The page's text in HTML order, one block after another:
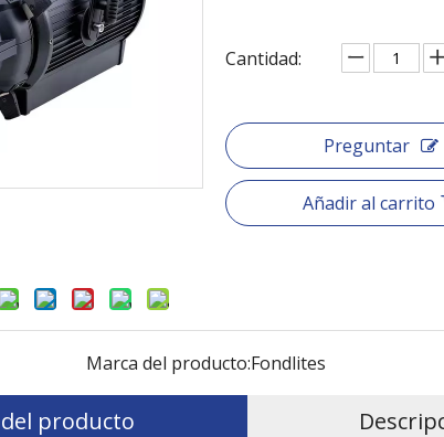
Cantidad:
Preguntar
Añadir al carrito
Marca del producto:Fondlites
producto